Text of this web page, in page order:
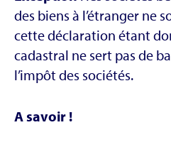
des biens à l’étranger ne
cette déclaration étant
cadastral ne sert pas de
l’impôt des sociétés.
A savoir !